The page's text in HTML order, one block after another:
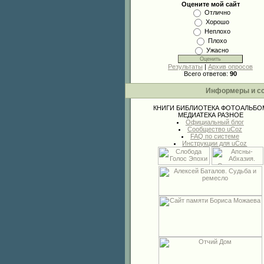
Оцените мой сайт
Отлично
Хорошо
Неплохо
Плохо
Ужасно
Результаты | Архив опросов
Всего ответов: 90
Информеры и
КНИГИ БИБЛИОТЕКА
МЕДИАТЕКА РАЗНОЕ
Официальный блог
Сообщество uCoz
FAQ по системе
Инструкции для uCoz